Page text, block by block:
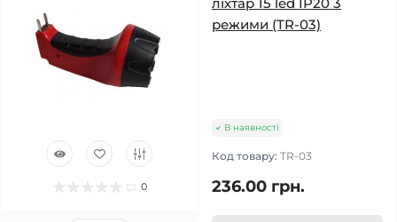
0
режими (TR-03)
В наявності
Код товару: TR-03
236.00 грн.